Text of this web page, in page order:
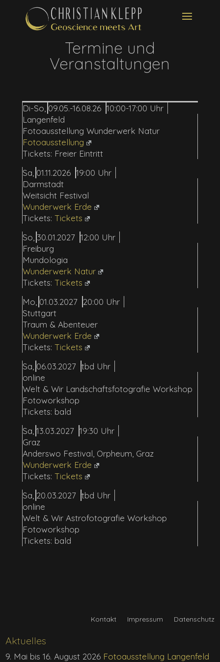
Termine und
Veranstaltungen
Di-So 09.05.-16.08.26 10:00-17:00
Langenfeld
Fotoausstellung Wunderwerk Natur
Fotoausstellung
Freier Eintritt
Sa 01.11.2026 19:00
Darmstadt
Weitsicht Festival
Wunderwerk Erde
Tickets
So 30.01.2027 12:00
Freiburg
Mundologia
Wunderwerk Natur
Tickets
Mo 01.03.2027
20:00
Stuttgart
Traum & Abenteuer
Wunderwerk Erde
Tickets
Sa 06.03.2027 tbd
online
Welt & Wir Landschaftsfotografie Workshop
Fotoworkshop
bald
Sa 13.03.2027 19:30
Graz
Anderswo Festival, Orpheum, Graz
Wunderwerk Erde
Tickets
Sa 20.03.2027 tbd
online
Welt & Wir Astrofotografie Workshop
Fotoworkshop
bald
Aktuelles
9. Mai bis 16. August 2026 Fotoausstellung Langenfeld
Kontakt Impressum Datenschutz